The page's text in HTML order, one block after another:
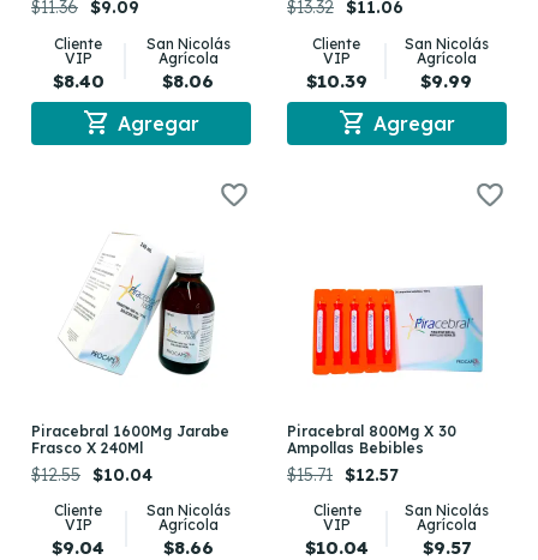
$11.36 $9.09
Cliente
VIP
$8.40
San Nicolás
Agrícola
$8.06
shopping_cart Agregar
$13.32 $11.06
Cliente
VIP
$10.39
San Nicolás
Agrícola
$9.99
shopping_cart Agregar
Piracebral 1600Mg Jarabe
Frasco X 240Ml
$12.55 $10.04
Cliente
VIP
$9.04
San Nicolás
Agrícola
$8.66
Piracebral 800Mg X 30
Ampollas Bebibles
$15.71 $12.57
Cliente
VIP
$10.04
San Nicolás
Agrícola
$9.57